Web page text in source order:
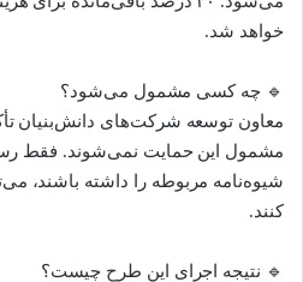
خواهد شد.
🔹 چه کسی مشمول می‌شود؟
معاون توسعه شرکت‌های دانش‌بنیان
مشمول این حمایت نمی‌شوند. فقط
شیوه‌نامه مربوطه را داشته باشند،
کنند.
🔹 نتیجه اجرای این طرح چیست؟